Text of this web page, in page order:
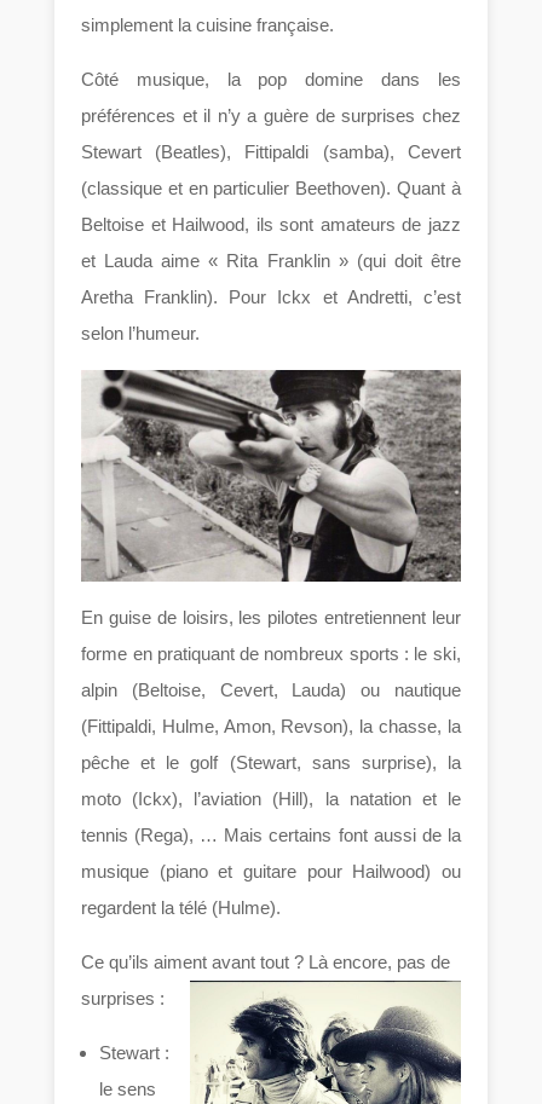
simplement la cuisine française.
Côté musique, la pop domine dans les
préférences et il n’y a guère de surprises chez
Stewart (Beatles), Fittipaldi (samba), Cevert
(classique et en particulier Beethoven). Quant à
Beltoise et Hailwood, ils sont amateurs de jazz
et Lauda aime « Rita Franklin » (qui doit être
Aretha Franklin). Pour Ickx et Andretti, c’est
selon l’humeur.
En guise de loisirs, les pilotes entretiennent leur
forme en pratiquant de nombreux sports : le ski,
alpin (Beltoise, Cevert, Lauda) ou nautique
(Fittipaldi, Hulme, Amon, Revson), la chasse, la
pêche et le golf (Stewart, sans surprise), la
moto (Ickx), l’aviation (Hill), la natation et le
tennis (Rega), … Mais certains font aussi de la
musique (piano et guitare pour Hailwood) ou
regardent la télé (Hulme).
Ce qu’ils aiment avant tout ? Là encore, pas de
surprises :
Stewart :
le sens